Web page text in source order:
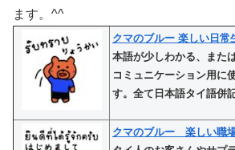
ます。^^
クマのブルー 楽しい日常
本語が少しわかる、また
コミュニケーション用に
す。全て日本語タイ語併記
クマのブルー 楽しい職